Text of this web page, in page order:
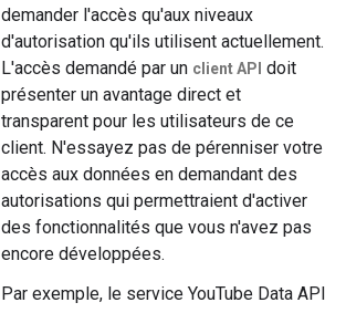
demander l'accès qu'aux niveaux
d'autorisation qu'ils utilisent actuellement.
L'accès demandé par un client API doit
présenter un avantage direct et
transparent pour les utilisateurs de ce
client. N'essayez pas de pérenniser votre
accès aux données en demandant des
autorisations qui permettraient d'activer
des fonctionnalités que vous n'avez pas
encore développées.
Par exemple, le service YouTube Data API